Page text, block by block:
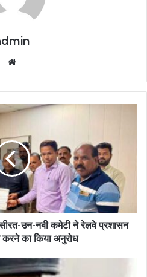
उन-नबी कमेटी ने रेलवे प्रशासन
का किया अनुरोध